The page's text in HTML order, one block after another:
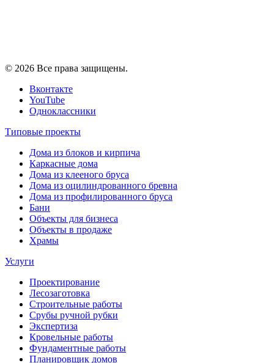
© 2026 Все права защищены.
Вконтакте
YouTube
Одноклассники
Типовые проекты
Дома из блоков и кирпича
Каркасные дома
Дома из клееного бруса
Дома из оцилиндрованного бревна
Дома из профилированного бруса
Бани
Объекты для бизнеса
Объекты в продаже
Храмы
Услуги
Проектирование
Лесозаготовка
Строительные работы
Срубы ручной рубки
Экспертиза
Кровельные работы
Фундаментные работы
Планировщик домов